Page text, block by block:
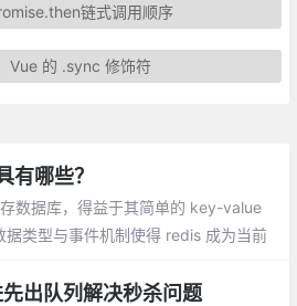
链式调用顺序
Vue 的 .sync 修饰符
有哪些？
数据库，得益于其简单的 key-value
据类型与事件机制使得 redis 成为当前
出队列解决秒杀问题